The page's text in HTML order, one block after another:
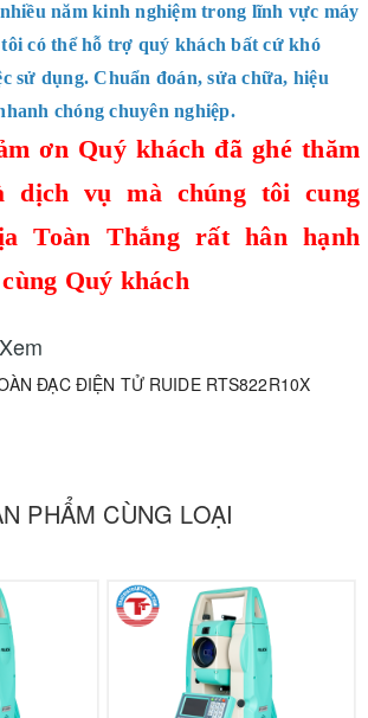
năm kinh nghiệm trong lĩnh vực máy
có thể hỗ trợ quý khách bất cứ khó
sử dụng. Chuẩn đoán, sửa chữa, hiệu
chóng chuyên nghiệp.
ơn Quý khách đã ghé thăm
dịch vụ mà chúng tôi cung
Toàn Thắngrất hân hạnh
Quý khách
ĐẠC ĐIỆN TỬ RUIDE RTS822R10X
PHẨM CÙNG LOẠI